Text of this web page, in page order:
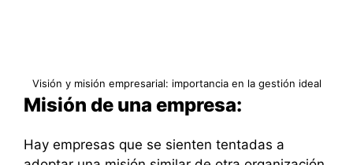
Visión y misión empresarial: importancia en la gestión ideal
Misión de una empresa:
Hay empresas que se sienten tentadas a